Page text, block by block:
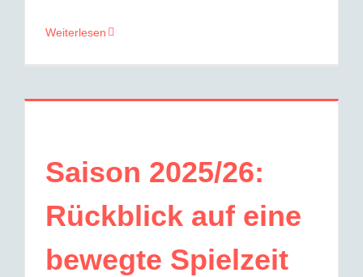
Weiterlesen
Saison 2025/26:
Rückblick auf eine
bewegte Spielzeit